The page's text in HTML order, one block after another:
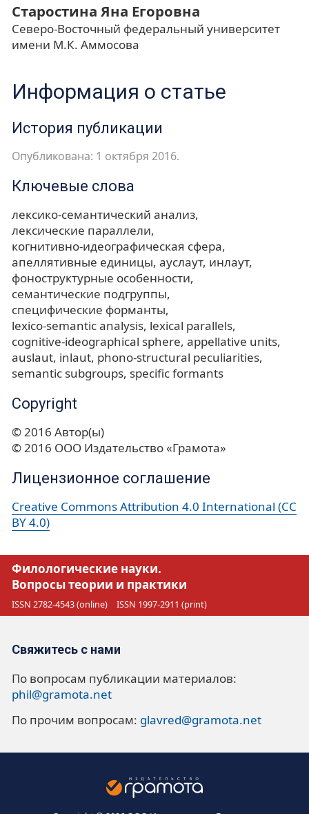
Старостина Яна Егоровна
Северо-Восточный федеральный университет
имени М.К. Аммосова
Информация о статье
История публикации
Опубликована: 1 октября 2016.
Ключевые слова
лексико-семантический анализ
лексические параллели
когнитивно-идеографическая сфера
апеллятивные единицы ауслаут инлаут
фоноструктурные особенности
семантические подгруппы
специфические форманты
lexico-semantic analysis lexical parallels
cognitive-ideographical sphere appellative units
auslaut inlaut phono-structural peculiarities
semantic subgroups specific formants
Copyright
© 2016 Автор(ы)
© 2016 ООО Издательство «Грамота»
Лицензионное соглашение
Creative Commons Attribution 4.0 International (CC
BY 4.0)
Филологические науки.
Вопросы теории и практики
ISSN 2782-4543 (online) ISSN 1997-2911 (print)
Свяжитесь с нами
По вопросам публикации материалов:
phil@gramota.net
По прочим вопросам: glavred@gramota.net